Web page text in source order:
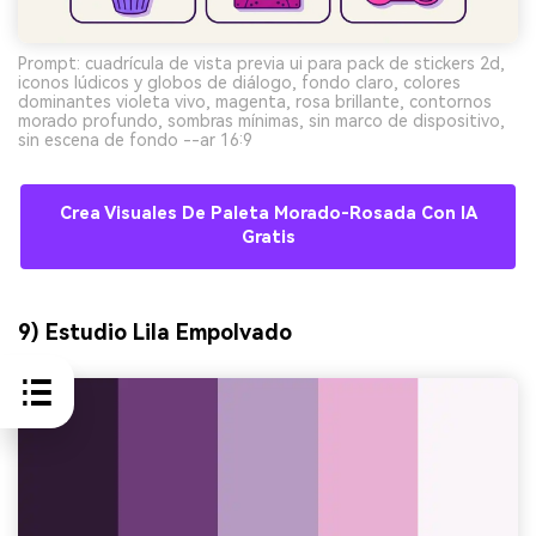
Prompt: cuadrícula de vista previa ui para pack de stickers 2d,
iconos lúdicos y globos de diálogo, fondo claro, colores
dominantes violeta vivo, magenta, rosa brillante, contornos
morado profundo, sombras mínimas, sin marco de dispositivo,
sin escena de fondo --ar 16:9
Crea Visuales De Paleta Morado-Rosada Con IA
Gratis
9) Estudio Lila Empolvado